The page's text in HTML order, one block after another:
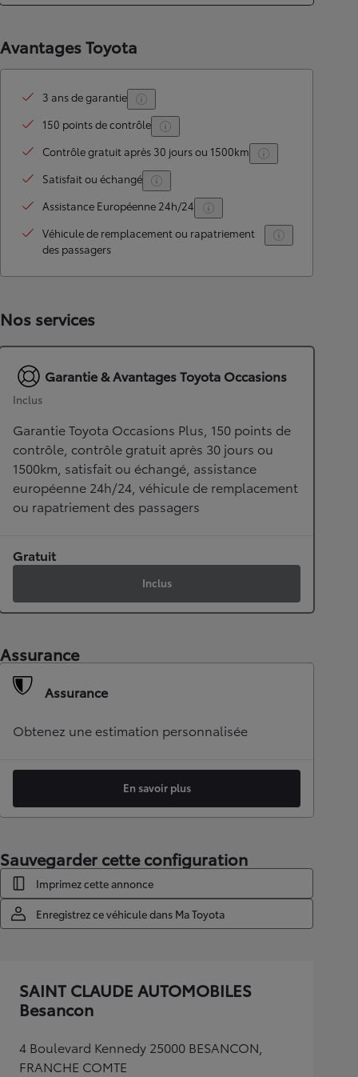
Avantages Toyota
3 ans de garantie
150 points de contrôle
Contrôle gratuit après 30 jours ou 1500km
Satisfait ou échangé
Assistance Européenne 24h/24
Véhicule de remplacement ou rapatriement
des passagers
Nos services
Garantie & Avantages Toyota Occasions
Inclus
Garantie Toyota Occasions Plus, 150 points de
contrôle, contrôle gratuit après 30 jours ou
1500km, satisfait ou échangé, assistance
européenne 24h/24, véhicule de remplacement
ou rapatriement des passagers
Gratuit
Inclus
Assurance
Assurance
Obtenez une estimation personnalisée
En savoir plus
Sauvegarder cette configuration
Imprimez cette annonce
Enregistrez ce véhicule dans Ma Toyota
SAINT CLAUDE AUTOMOBILES
Besancon
4 Boulevard Kennedy 25000 BESANCON,
FRANCHE COMTE